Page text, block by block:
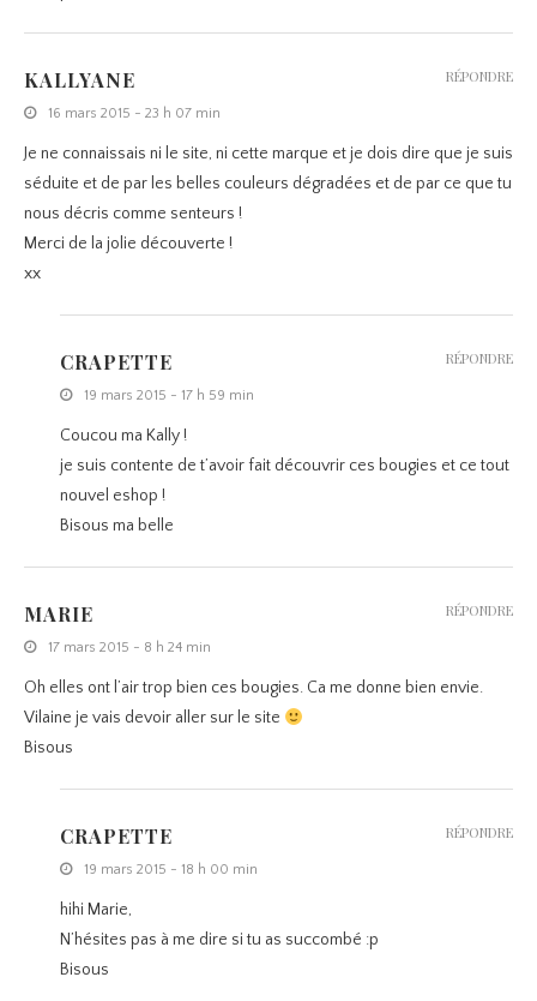
KALLYANE
16 mars 2015 - 23 h 07 min
Je ne connaissais ni le site, ni cette marque et je dois dire que je suis
séduite et de par les belles couleurs dégradées et de par ce que tu
nous décris comme senteurs !
Merci de la jolie découverte !
xx
RÉPONDRE
CRAPETTE
19 mars 2015 - 17 h 59 min
Coucou ma Kally !
je suis contente de t’avoir fait découvrir ces bougies et ce tout
nouvel eshop !
Bisous ma belle
RÉPONDRE
MARIE
17 mars 2015 - 8 h 24 min
Oh elles ont l’air trop bien ces bougies. Ca me donne bien envie.
Vilaine je vais devoir aller sur le site
Bisous
RÉPONDRE
CRAPETTE
19 mars 2015 - 18 h 00 min
hihi Marie,
N’hésites pas à me dire si tu as succombé :p
Bisous
RÉPONDRE